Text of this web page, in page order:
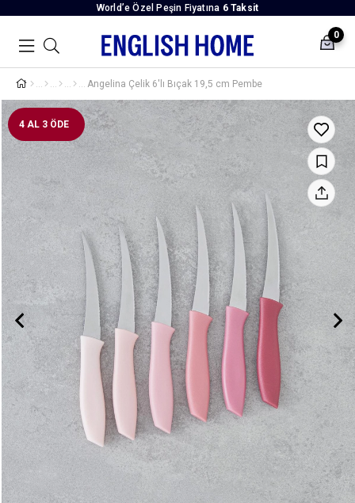
World’e Özel Peşin Fiyatına 6 Taksit
0
Angelina Çelik 6'lı Bıçak 19,5 cm Pembe
4 AL 3 ÖDE